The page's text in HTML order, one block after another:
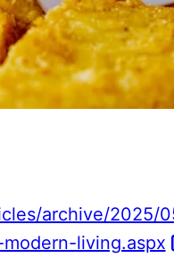
archive/2025/
living.aspx